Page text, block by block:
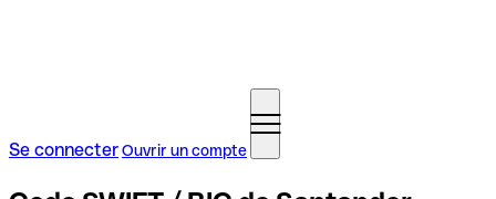
Se connecterOuvrir un compte